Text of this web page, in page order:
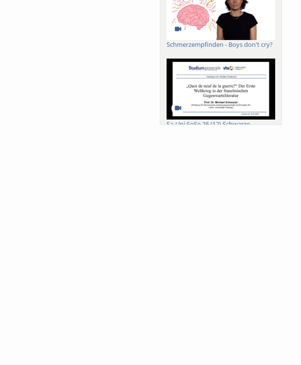
Schmerzempfinden - Boys don't cry?
Sa-Uni SoSe 26 (12) Schwarze